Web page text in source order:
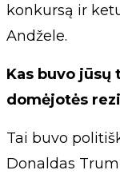
konkursą ir
Andžele.
Kas buvo
domėjotės
Tai buvo
Donaldas